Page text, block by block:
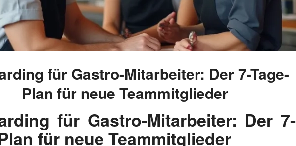
für Gastro-Mitarbeiter: Der 7-Tage-
Plan für neue Teammitglieder
für Gastro-Mitarbeiter: Der 7-
für neue Teammitglieder